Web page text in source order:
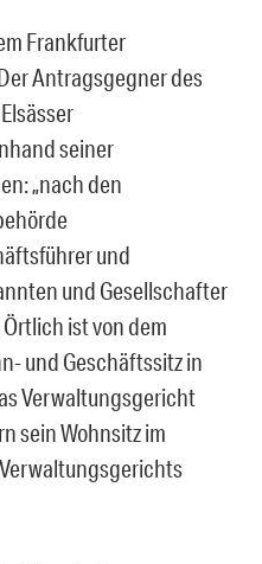
Frankfurter
Antragsgegner des
seiner
„nach den
und
und Gesellschafter
ist von dem
und Geschäftssitz in
Verwaltungsgericht
sein Wohnsitz im